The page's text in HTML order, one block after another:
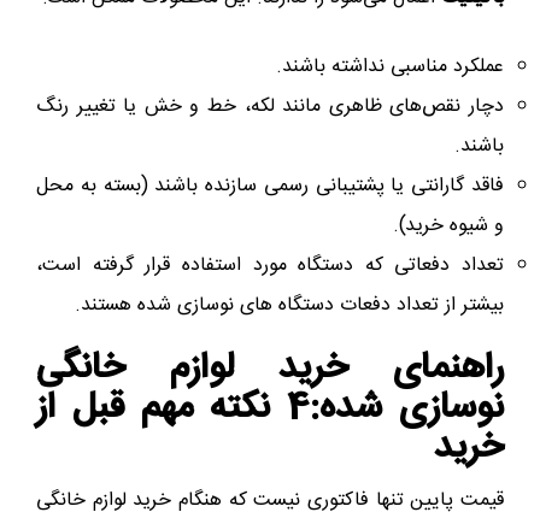
عملکرد مناسبی نداشته باشند.
دچار نقص‌های ظاهری مانند لکه، خط و خش یا تغییر رنگ
باشند.
فاقد گارانتی یا پشتیبانی رسمی سازنده باشند (بسته به محل
و شیوه خرید).
تعداد دفعاتی که دستگاه مورد استفاده قرار گرفته است،
بیشتر از تعداد دفعات دستگاه های نوسازی شده هستند.
راهنمای خرید لوازم خانگی
نوسازی شده:4 نکته مهم قبل از
خرید
قیمت پایین تنها فاکتوری نیست که هنگام خرید لوازم خانگی